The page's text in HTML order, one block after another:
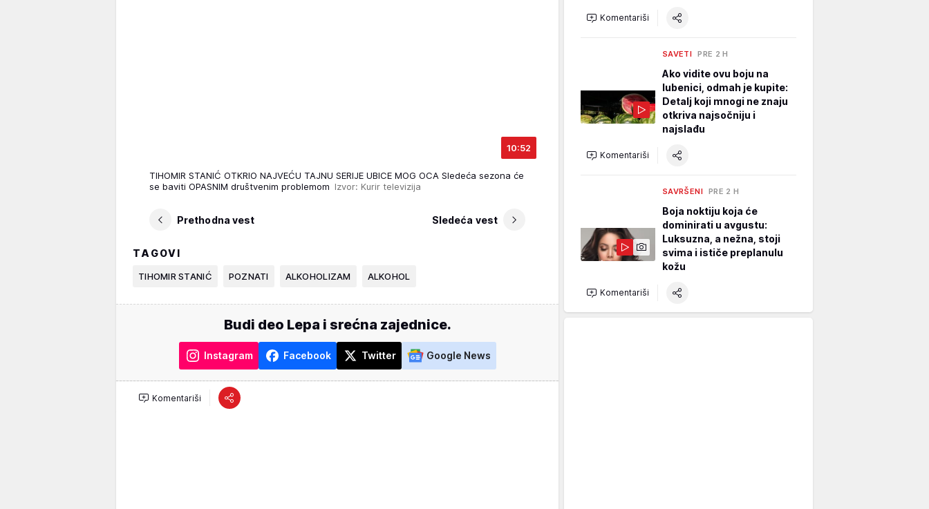
10:52
TIHOMIR STANIĆ OTKRIO NAJVEĆU TAJNU SERIJE UBICE MOG OCA Sledeća sezona će
se baviti OPASNIM društvenim problemom Izvor: Kurir televizija
Prethodna vest Sledeća vest
TAGOVI
TIHOMIR STANIĆ POZNATI ALKOHOLIZAM ALKOHOL
Budi deo Lepa i srećna zajednice.
Instagram Facebook Twitter Google News
Komentariši
Komentariši
SAVETI PRE 2 H
Ako vidite ovu boju na
lubenici, odmah je kupite:
Detalj koji mnogi ne znaju
otkriva najsočniju i
najslađu
Komentariši
SAVRŠENI PRE 2 H
Boja noktiju koja će
dominirati u avgustu:
Luksuzna, a nežna, stoji
svima i ističe preplanulu
kožu
Komentariši